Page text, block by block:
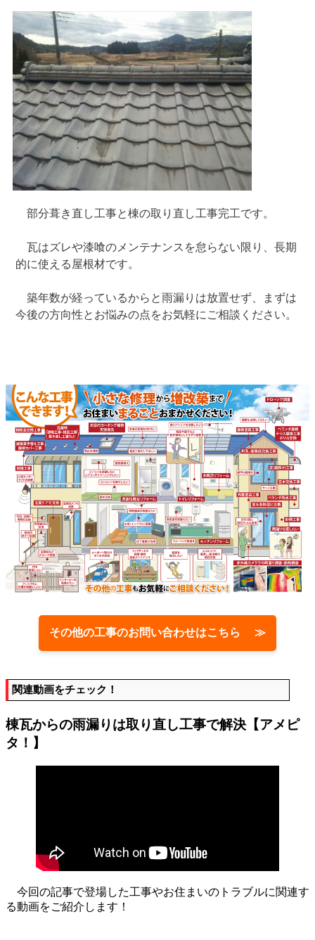
部分葺き直し工事と棟の取り直し工事完工です。
瓦はズレや漆喰のメンテナンスを怠らない限り、長期
的に使える屋根材です。
築年数が経っているからと雨漏りは放置せず、まずは
今後の方向性とお悩みの点をお気軽にご相談ください。
その他の工事のお問い合わせはこちら ≫
関連動画をチェック！
棟瓦からの雨漏りは取り直し工事で解決【アメピ
タ！】
今回の記事で登場した工事やお住まいのトラブルに関連す
る動画をご紹介します！